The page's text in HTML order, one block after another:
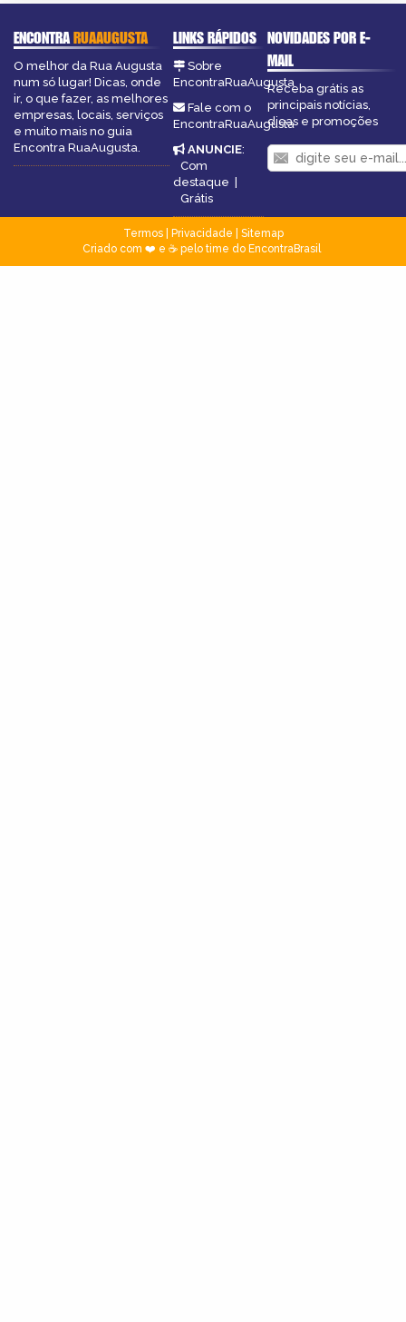
ENCONTRARUAAUGUSTA
O melhor da Rua Augusta
num só lugar! Dicas, onde
ir, o que fazer, as melhores
empresas, locais, serviços
e muito mais no guia
Encontra RuaAugusta.
LINKS RÁPIDOS
Sobre
EncontraRuaAugusta
Fale com o
EncontraRuaAugusta
ANUNCIE:
Com
destaque
Grátis
NOVIDADES POR E-
MAIL
Receba grátis as
principais notícias,
dicas e promoções
Termos| Privacidade
Sitemap
Criado com ❤️ e ☕ pelo time do EncontraBrasil